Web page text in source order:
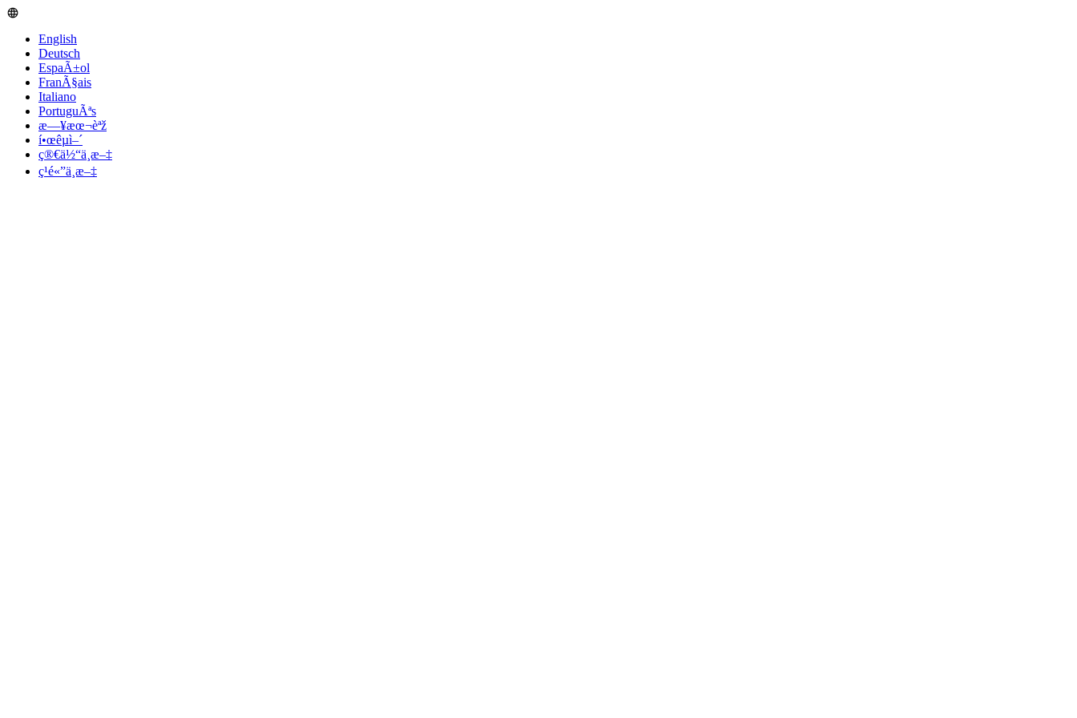
English
Deutsch
EspaÃ±ol
FranÃ§ais
Italiano
PortuguÃªs
æ—¥æœ¬èªž
í•œêµ­ì–´
ç®€ä½“ä¸­æ–‡
ç¹é«”ä¸­æ–‡